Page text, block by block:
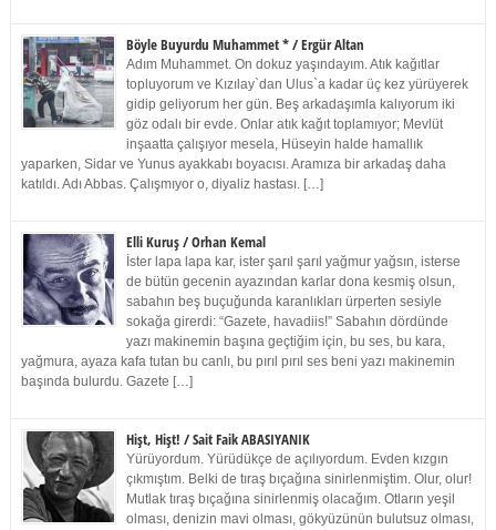
Böyle Buyurdu Muhammet * / Ergür Altan
Adım Muhammet. On dokuz yaşındayım. Atık kağıtlar
topluyorum ve Kızılay`dan Ulus`a kadar üç kez yürüyerek
gidip geliyorum her gün. Beş arkadaşımla kalıyorum iki
göz odalı bir evde. Onlar atık kağıt toplamıyor; Mevlüt
inşaatta çalışıyor mesela, Hüseyin halde hamallık
yaparken, Sidar ve Yunus ayakkabı boyacısı. Aramıza bir arkadaş daha
katıldı. Adı Abbas. Çalışmıyor o, diyaliz hastası. […]
Elli Kuruş / Orhan Kemal
İster lapa lapa kar, ister şarıl şarıl yağmur yağsın, isterse
de bütün gecenin ayazından karlar dona kesmiş olsun,
sabahın beş buçuğunda karanlıkları ürperten sesiyle
sokağa girerdi: “Gazete, havadiis!” Sabahın dördünde
yazı makinemin başına geçtiğim için, bu ses, bu kara,
yağmura, ayaza kafa tutan bu canlı, bu pırıl pırıl ses beni yazı makinemin
başında bulurdu. Gazete […]
Hişt, Hişt! / Sait Faik ABASIYANIK
Yürüyordum. Yürüdükçe de açılıyordum. Evden kızgın
çıkmıştım. Belki de tıraş bıçağına sinirlenmiştim. Olur, olur!
Mutlak tıraş bıçağına sinirlenmiş olacağım. Otların yeşil
olması, denizin mavi olması, gökyüzünün bulutsuz olması,